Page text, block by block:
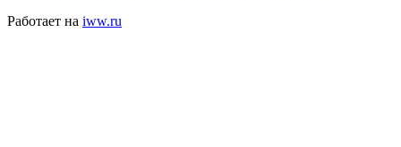
Работает на iww.ru